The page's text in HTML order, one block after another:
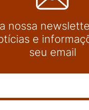
nossa
e
seu email